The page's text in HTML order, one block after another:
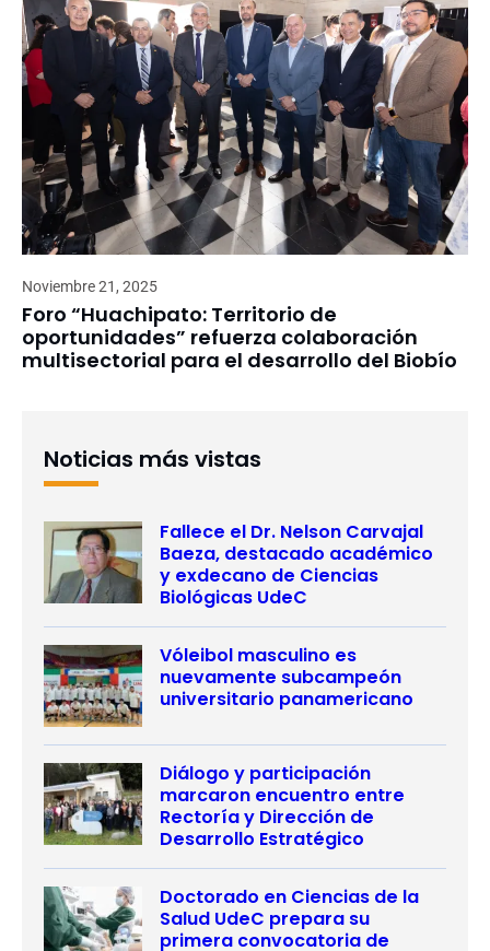
Noviembre 21, 2025
Foro “Huachipato: Territorio de
oportunidades” refuerza colaboración
multisectorial para el desarrollo del Biobío
Noticias más vistas
Fallece el Dr. Nelson Carvajal
Baeza, destacado académico
y exdecano de Ciencias
Biológicas UdeC
Vóleibol masculino es
nuevamente subcampeón
universitario panamericano
Diálogo y participación
marcaron encuentro entre
Rectoría y Dirección de
Desarrollo Estratégico
Doctorado en Ciencias de la
Salud UdeC prepara su
primera convocatoria de